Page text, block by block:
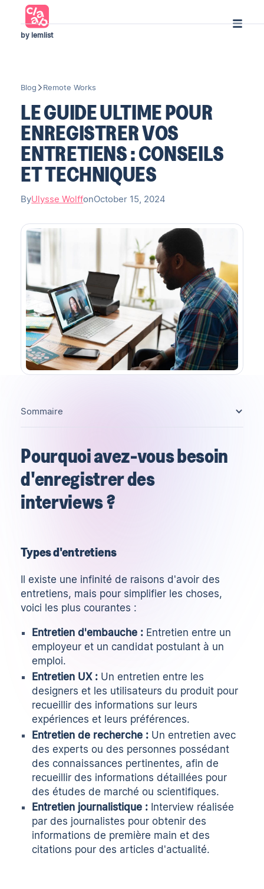
by lemlist
Blog Remote Works
LE GUIDE ULTIME POUR
ENREGISTRER VOS
ENTRETIENS : CONSEILS
ET TECHNIQUES
ByUlysse WolffonOctober 15, 2024
Pourquoi avez-vous besoin
d'enregistrer des
interviews ?
Types d'entretiens
Il existe une infinité de raisons d'avoir des
entretiens, mais pour simplifier les choses,
voici les plus courantes :
Entretien d'embauche : Entretien entre un
employeur et un candidat postulant à un
emploi.
Entretien UX : Un entretien entre les
designers et les utilisateurs du produit pour
recueillir des informations sur leurs
expériences et leurs préférences.
Entretien de recherche : Un entretien avec
des experts ou des personnes possédant
des connaissances pertinentes, afin de
recueillir des informations détaillées pour
des études de marché ou scientifiques.
Entretien journalistique : Interview réalisée
par des journalistes pour obtenir des
informations de première main et des
citations pour des articles d'actualité.
Sommaire